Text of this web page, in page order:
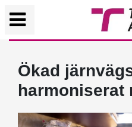
Ökad
harmoniserat